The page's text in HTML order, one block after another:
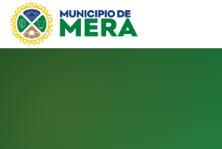
Gobierno Autónomo